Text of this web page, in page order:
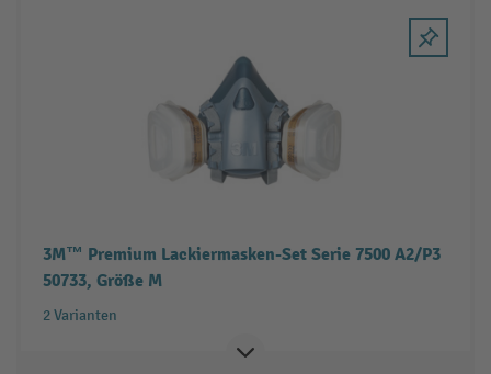
3M™ Premium Lackiermasken-Set Serie 7500 A2/P3
50733, Größe M
2 Varianten